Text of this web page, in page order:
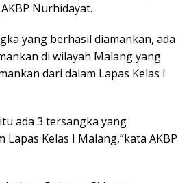
Nurhidayat.
yang berhasil diamankan, ada
di wilayah Malang yang
dari dalam Lapas Kelas I
ada 3 tersangka yang
Lapas Kelas I Malang,”kata AKBP